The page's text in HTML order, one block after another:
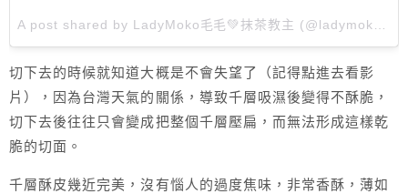
A post shared by LadyMoko毛毛💚抹茶教主 (@ladymoko_com) on
切下去的時候就知道大概是不會失望了（記得點進去看影
片），因為台灣天氣的關係，導致千層吸濕後變得不酥脆，
切下去後往往只會變成把整個千層壓扁，而無法形成這樣乾
脆的切面。
千層酥皮幾近完美，沒有惱人的過度焦味，非常香酥，薄如